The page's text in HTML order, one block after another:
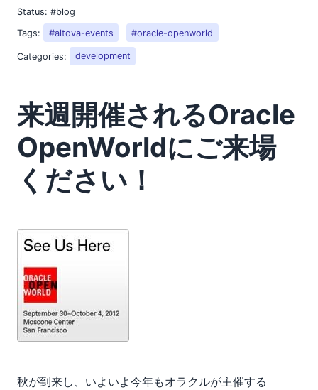
01
02
06
08
09
来週開催されるOracle OpenWorldにご来場ください！
データベースマッピングにおけるストアドプロシージャ
Altova MissionKit 2013 (スマート修正機能搭載)
か？
10
11
2011
2010
2009
2008
Status: #blog
Tags:
#altova-events #oracle-openworld
Categories: development
来週開催されるOracle
OpenWorldにご来場
ください！
秋が到来し、いよいよ今年もオラクルが主催する